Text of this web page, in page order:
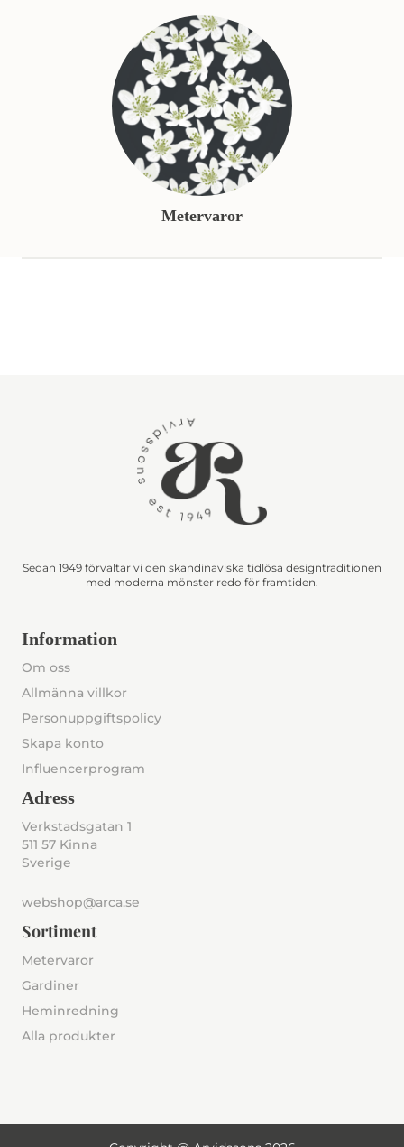
Metervaror
Sedan 1949 förvaltar vi den skandinaviska tidlösa designtraditionen
med moderna mönster redo för framtiden.
Information
Om oss
Allmänna villkor
Personuppgiftspolicy
Skapa konto
Influencerprogram
Adress
Verkstadsgatan 1
511 57 Kinna
Sverige
webshop@arca.se
Sortiment
Metervaror
Gardiner
Heminredning
Alla produkter